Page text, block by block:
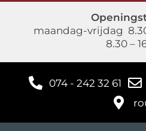
maandag-vrijdag
8.30 –
074 - 242 32 61